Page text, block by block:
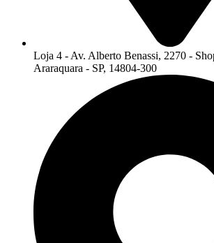
Loja 4 - Av. Alberto Benassi, 2270 -
Araraquara - SP, 14804-300